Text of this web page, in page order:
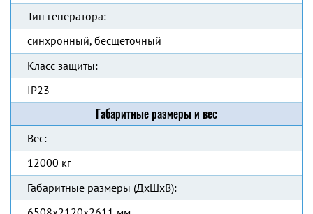
Тип генератора:
синхронный, бесщеточный
Класс защиты:
IP23
Габаритные размеры и вес
Вес:
12000 кг
Габаритные размеры (ДхШхВ):